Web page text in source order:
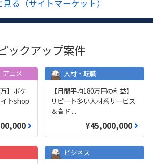
見る（サイトマーケット）
ピックアップ案件
アニメ
】ポケ
トshop
人材・転職
【月間平均180万円の利益】
リピート多い人材系サービス
＆高ド ...
¥45,000,000
ビジネス